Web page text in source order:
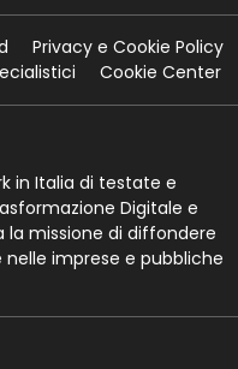
Privacy e Cookie Policy
Cookie Center
in Italia di testate e
Digitale e
la missione di diffondere
imprese e pubbliche